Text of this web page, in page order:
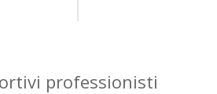
professionisti